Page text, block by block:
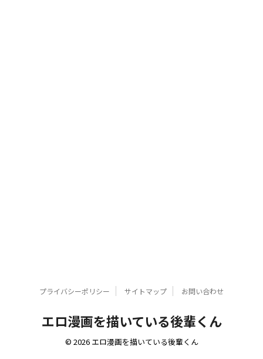
プライバシーポリシー サイトマップ お問い合わせ
エロ漫画を描いている後輩くん
© 2026 エロ漫画を描いている後輩くん